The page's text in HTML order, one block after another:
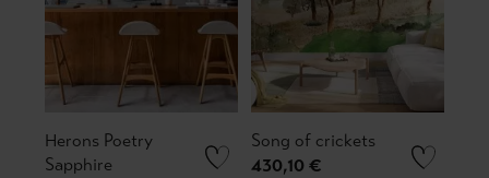
Herons Poetry
Sapphire
Song of crickets
430,10 €